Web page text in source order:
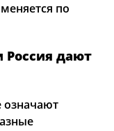
по
Россия дают